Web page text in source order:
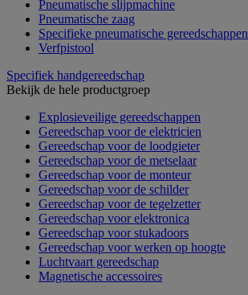
Pneumatische slijpmachine
Pneumatische zaag
Specifieke pneumatische gereedschappen
Verfpistool
Specifiek handgereedschap
Bekijk de hele productgroep
Explosieveilige gereedschappen
Gereedschap voor de elektricien
Gereedschap voor de loodgieter
Gereedschap voor de metselaar
Gereedschap voor de monteur
Gereedschap voor de schilder
Gereedschap voor de tegelzetter
Gereedschap voor elektronica
Gereedschap voor stukadoors
Gereedschap voor werken op hoogte
Luchtvaart gereedschap
Magnetische accessoires